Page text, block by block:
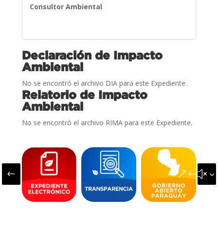
Consultor Ambiental
Declaración de Impacto
Ambiental
No se encontró el archivo DIA para este Expediente.
Relatorio de Impacto
Ambiental
No se encontró el archivo RIMA para este Expediente.
#